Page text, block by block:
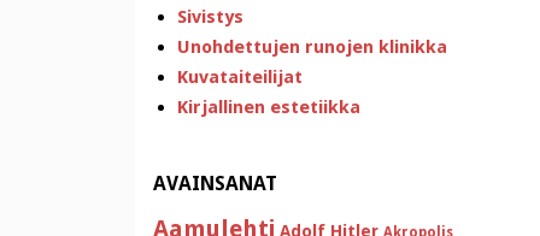
Sivistys
Unohdettujen runojen klinikka
Kuvataiteilijat
Kirjallinen estetiikka
AVAINSANAT
Aamulehti Adolf Hitler